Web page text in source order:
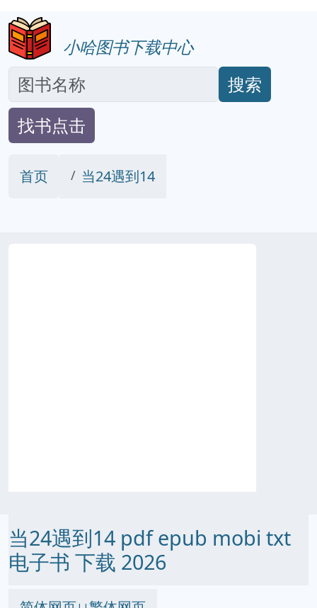
小哈图书下载中心
搜索
找书点击
首页 当24遇到14
当24遇到14 pdf epub mobi txt
电子书 下载 2026